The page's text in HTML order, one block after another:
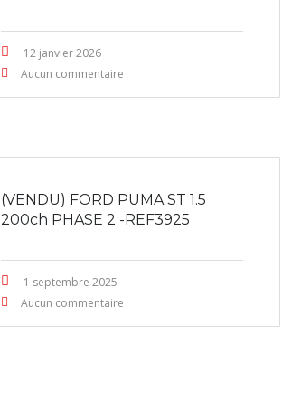
12 janvier 2026
Aucun commentaire
(VENDU) FORD PUMA ST 1.5
200ch PHASE 2 -REF3925
1 septembre 2025
Aucun commentaire